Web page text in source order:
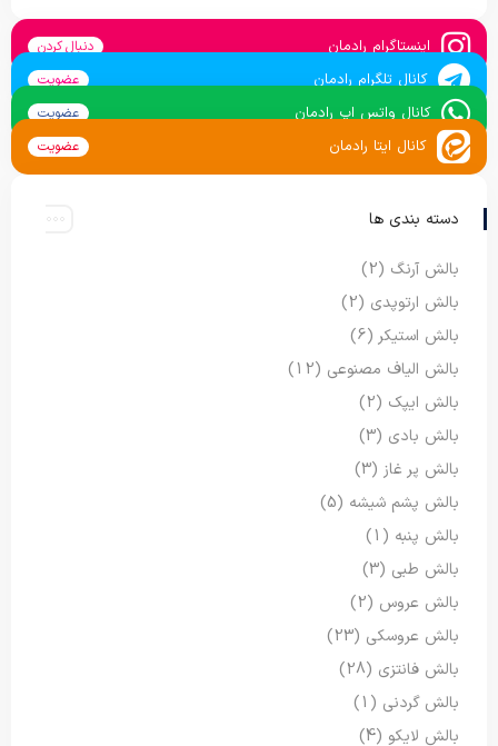
اینستاگرام رادمان دنبال کردن
کانال تلگرام رادمان عضویت
کانال واتس اپ رادمان عضویت
کانال ایتا رادمان عضویت
دسته بندی ها
بالش آرنگ (2)
بالش ارتوپدی (2)
بالش استیکر (6)
بالش الیاف مصنوعی (12)
بالش ایپک (2)
بالش بادی (3)
بالش پر غاز (3)
بالش پشم شیشه (5)
بالش پنبه (1)
بالش طبی (3)
بالش عروس (2)
بالش عروسکی (23)
بالش فانتزی (28)
بالش گردنی (1)
بالش لایکو (4)